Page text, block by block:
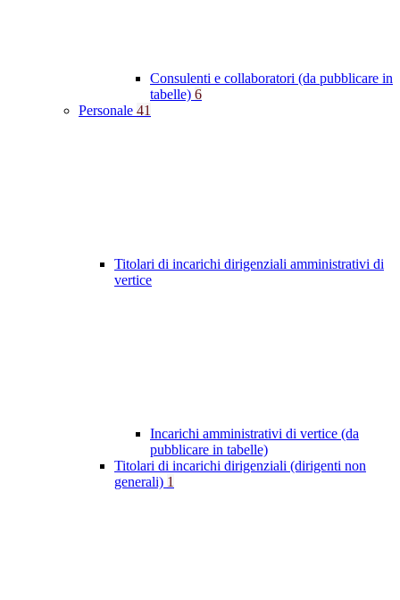
Consulenti e collaboratori (da pubblicare in
tabelle) 6
Personale 41
Titolari di incarichi dirigenziali amministrativi di
vertice
Incarichi amministrativi di vertice (da
pubblicare in tabelle)
Titolari di incarichi dirigenziali (dirigenti non
generali) 1